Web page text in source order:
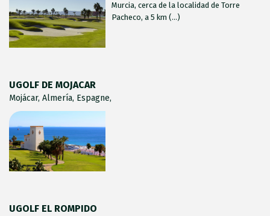
Murcia, cerca de la localidad de Torre
Pacheco, a 5 km (...)
UGOLF DE MOJACAR
Mojácar, Almería, Espagne,
UGOLF EL ROMPIDO